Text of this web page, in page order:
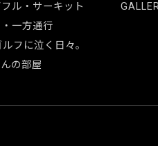
ル・サーキット
一方通行
フに泣く日々。
の部屋